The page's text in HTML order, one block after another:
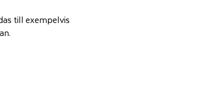
till exempelvis